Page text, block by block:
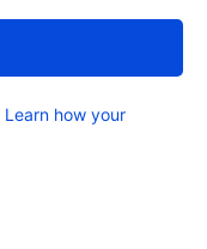
Learn how your